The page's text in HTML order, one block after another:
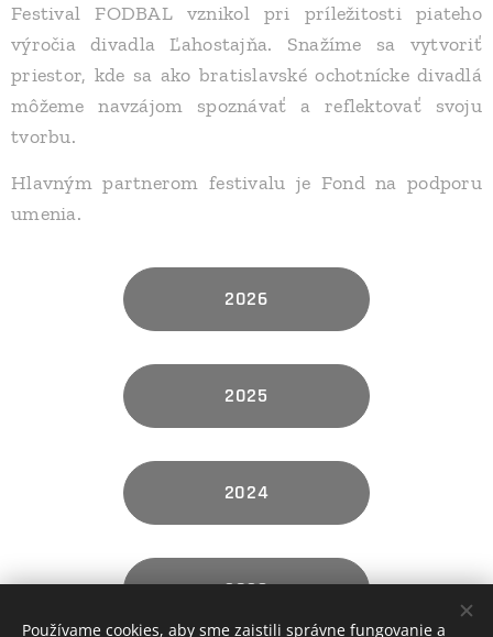
Festival FODBAL vznikol pri príležitosti piateho
výročia divadla Ľahostajňa. Snažíme sa vytvoriť
priestor, kde sa ako bratislavské ochotnícke divadlá
môžeme navzájom spoznávať a reflektovať svoju
tvorbu.
Hlavným partnerom festivalu je Fond na podporu
umenia.
2026
2025
2024
2023
Používame cookies, aby sme zaistili správne fungovanie a